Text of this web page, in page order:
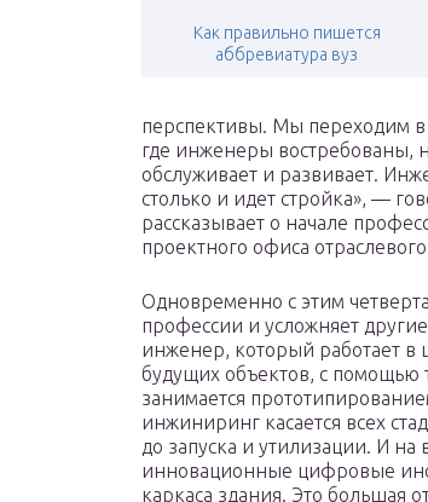
Как правильно пишется
аббревиатура вуз
перспективы. Мы переходим
где инженеры востребованы,
обслуживает и развивает.
столько и идет стройка», —
рассказывает о начале
проектного офиса
Одновременно с этим
профессии и усложняет
инженер, который работает
будущих объектов, с помощью
занимается
инжиниринг касается всех
до запуска и утилизации. И
инновационные цифровые
каркаса здания. Это большая